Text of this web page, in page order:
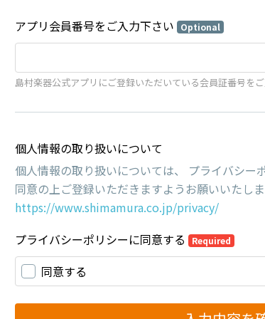
アプリ会員番号をご入力下さい Optional
島村楽器公式アプリにご登録いただいている会員証番号を
個人情報の取り扱いについて
個人情報の取り扱いについては、 プライバシー
同意の上ご登録いただきますようお願いいたしま
https://www.shimamura.co.jp/privacy/
プライバシーポリシーに同意する
Required
同意する